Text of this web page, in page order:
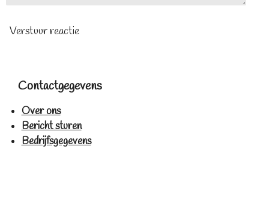
Verstuur reactie
Contactgegevens
Over ons
Bericht sturen
Bedrijfsgegevens